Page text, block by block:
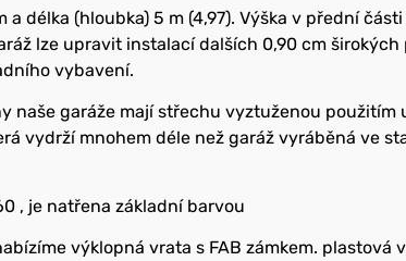
délka (hloubka) 5 m (4,97). Výška v přední
lze upravit instalací dalších 0,90 cm
vybavení.
naše garáže mají střechu vyztuženou použitím
vydrží mnohem déle než garáž vyráběná ve
, je natřena základní barvou
výklopná vrata s FAB zámkem. plastová